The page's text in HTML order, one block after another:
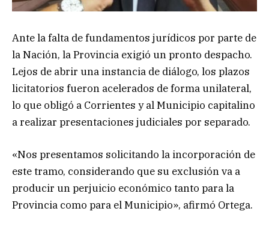
Ante la falta de fundamentos jurídicos por parte de
la Nación, la Provincia exigió un pronto despacho.
Lejos de abrir una instancia de diálogo, los plazos
licitatorios fueron acelerados de forma unilateral,
lo que obligó a Corrientes y al Municipio capitalino
a realizar presentaciones judiciales por separado.
«Nos presentamos solicitando la incorporación de
este tramo, considerando que su exclusión va a
producir un perjuicio económico tanto para la
Provincia como para el Municipio», afirmó Ortega.